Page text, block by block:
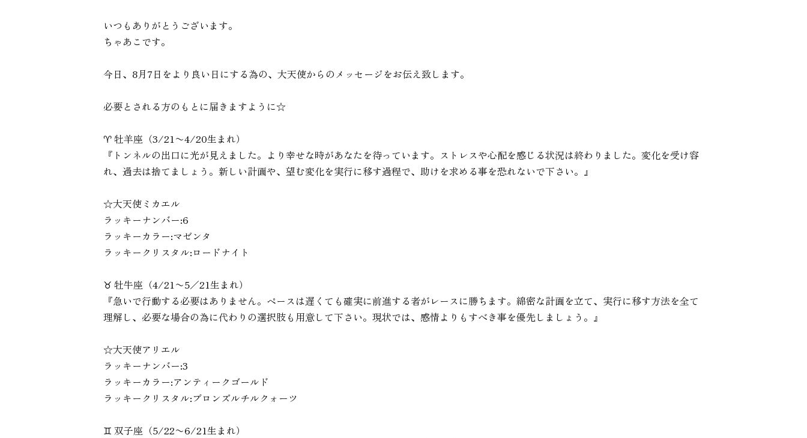
いつもありがとうございます。
ちゃあこです。
今日、8月7日をより良い日にする為の、大天使からのメッセージをお伝え致します。
必要とされる方のもとに届きますように☆
♈︎ 牡羊座（3/21〜4/20生まれ）
『トンネルの出口に光が見えました。より幸せな時があなたを待っています。ストレスや心配を感じる状況は終わりました。変化を受け容
れ、過去は捨てましょう。新しい計画や、望む変化を実行に移す過程で、助けを求める事を恐れないで下さい。』
☆大天使ミカエル
ラッキーナンバー:6
ラッキーカラー:マゼンタ
ラッキークリスタル:ロードナイト
♉︎ 牡牛座（4/21〜5／21生まれ）
『急いで行動する必要はありません。ペースは遅くても確実に前進する者がレースに勝ちます。綿密な計画を立て、実行に移す方法を全て
理解し、必要な場合の為に代わりの選択肢も用意して下さい。現状では、感情よりもすべき事を優先しましょう。』
☆大天使アリエル
ラッキーナンバー:3
ラッキーカラー:アンティークゴールド
ラッキークリスタル:ブロンズルチルクォーツ
♊︎ 双子座（5/22〜6/21生まれ）